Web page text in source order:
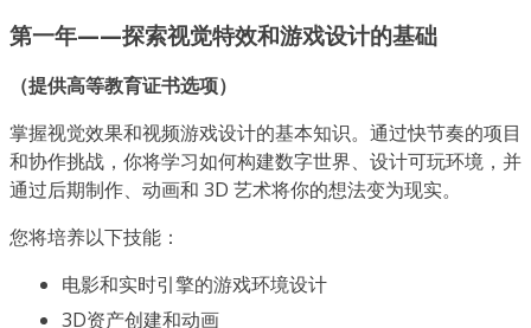
第一年——探索视觉特效和游戏设计的基础
（提供高等教育证书选项）
掌握视觉效果和视频游戏设计的基本知识。通过快节奏的项目
和协作挑战，你将学习如何构建数字世界、设计可玩环境，并
通过后期制作、动画和 3D 艺术将你的想法变为现实。
您将培养以下技能：
电影和实时引擎的游戏环境设计
3D资产创建和动画